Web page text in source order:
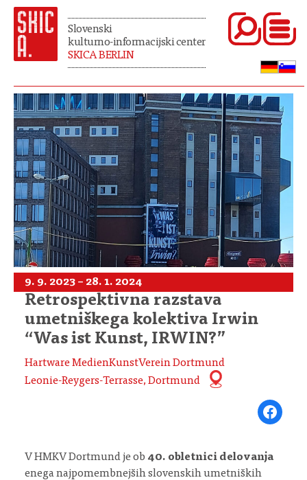
Slovenski
kulturno-informacijski center
SKICA BERLIN
9. 9. 2023 – 28. 1. 2024
Retrospektivna razstava
umetniškega kolektiva Irwin
“Was ist Kunst, IRWIN?”
Hartware MedienKunstVerein Dortmund
Leonie-Reygers-Terrasse, Dortmund
Share on
V HMKV Dortmund je ob 40. obletnici delovanja
enega najpomembnejših slovenskih umetniških